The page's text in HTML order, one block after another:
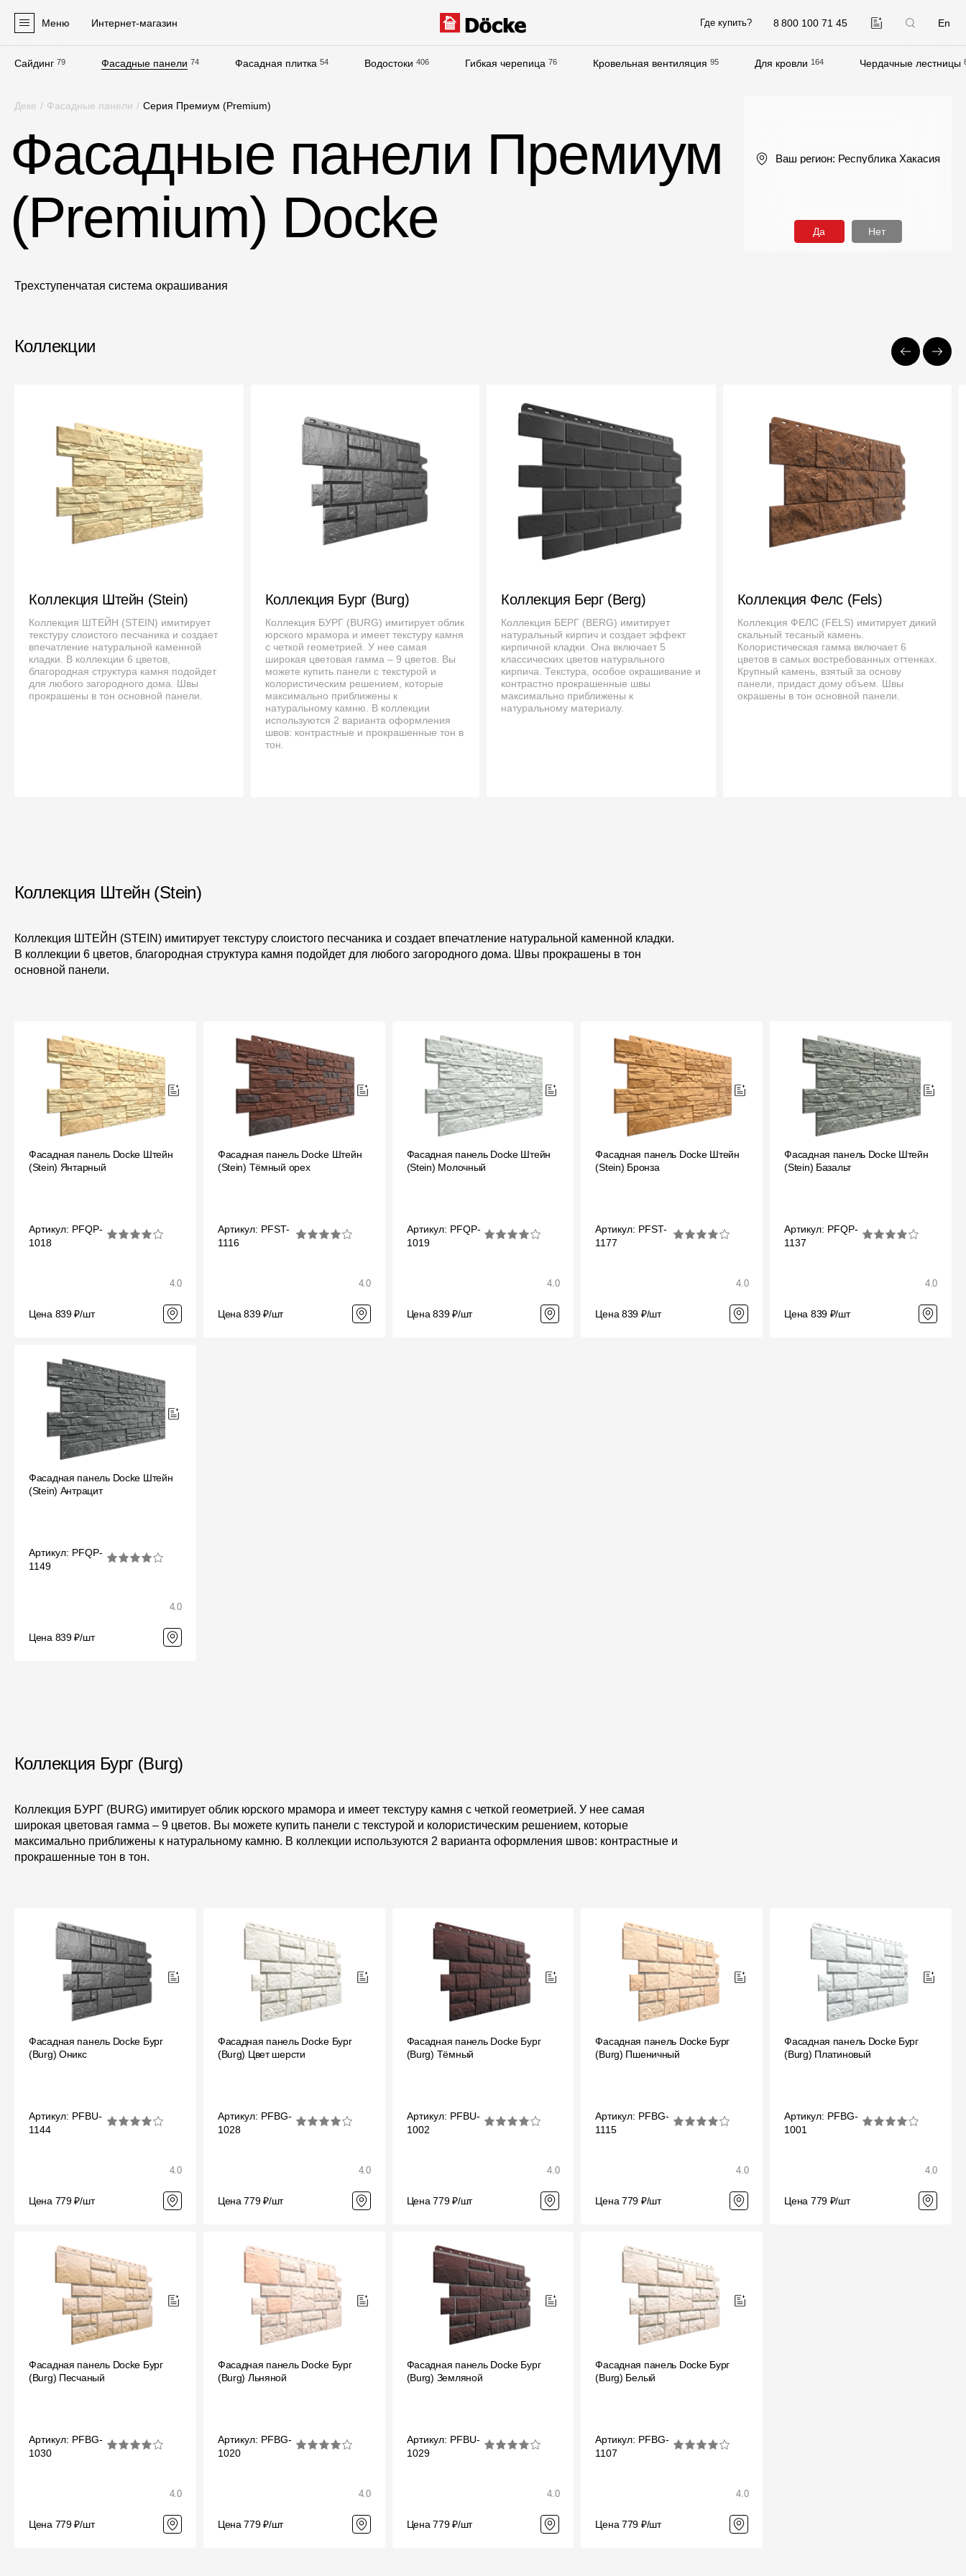
8 800 100 71 45 En
Меню Интернет-магазин Где купить?
Сайдинг 79 Фасадные панели 74 Фасадная плитка 54 Водостоки 406 Гибкая черепица 76 Кровельная вентиляция 95 Для кровли 164 Чердачные лестницы
Сайдинг
Софиты
Фасадные панели
Фасадная плитка
Комплектующие для фасадов
Пленки и мембраны
Однослойная черепица
Кровельная вентиляция
Пластиковые водосточные
Металлические водосточные
Чердачные лестницы
Инструкции по монтажу
Технические листы
Контакты
Контроль качества кровли
Деке / Фасадные панели / Серия Премиум (Premium)
Фасадные панели Премиум
(Premium) Docke
Трехступенчатая система окрашивания
Коллекции
Коллекция Штейн (Stein)
Коллекция ШТЕЙН (STEIN) имитирует
текстуру слоистого песчаника и создает
впечатление натуральной каменной
кладки. В коллекции 6 цветов,
благородная структура камня подойдет
для любого загородного дома. Швы
прокрашены в тон основной панели.
Коллекция Бург (Burg)
Коллекция БУРГ (BURG) имитирует облик
юрского мрамора и имеет текстуру камня
с четкой геометрией. У нее самая
широкая цветовая гамма – 9 цветов. Вы
можете купить панели с текстурой и
колористическим решением, которые
максимально приближены к
натуральному камню. В коллекции
используются 2 варианта оформления
швов: контрастные и прокрашенные тон в
тон.
Коллекция Берг (Berg)
Коллекция БЕРГ (BERG) имитирует
натуральный кирпич и создает эффект
кирпичной кладки. Она включает 5
классических цветов натурального
кирпича. Текстура, особое окрашивание и
контрастно прокрашенные швы
максимально приближены к
натуральному материалу.
Коллекция Фелс (Fels)
Коллекция ФЕЛС (FELS) имитирует дикий
скальный тесаный камень.
Колористическая гамма включает 6
цветов в самых востребованных оттенках.
Крупный камень, взятый за основу
панели, придаст дому объем. Швы
окрашены в тон основной панели.
Коллекция Штейн (Stein)
Коллекция ШТЕЙН (STEIN) имитирует текстуру слоистого песчаника и создает впечатление натуральной каменной кладки.
В коллекции 6 цветов, благородная структура камня подойдет для любого загородного дома. Швы прокрашены в тон
основной панели.
Фасадная панель Docke Штейн
(Stein) Янтарный
Артикул: PFQP-
1018
4.0
Цена 839 ₽/шт
Фасадная панель Docke Штейн
(Stein) Тёмный орех
Артикул: PFST-
1116
4.0
Цена 839 ₽/шт
Фасадная панель Docke Штейн
(Stein) Молочный
Артикул: PFQP-
1019
4.0
Цена 839 ₽/шт
Фасадная панель Docke Штейн
(Stein) Бронза
Артикул: PFST-
1177
4.0
Цена 839 ₽/шт
Фасадная панель Docke Штейн
(Stein) Базальт
Артикул: PFQP-
1137
4.0
Цена 839 ₽/шт
Фасадная панель Docke Штейн
(Stein) Антрацит
Артикул: PFQP-
1149
4.0
Цена 839 ₽/шт
Коллекция Бург (Burg)
Коллекция БУРГ (BURG) имитирует облик юрского мрамора и имеет текстуру камня с четкой геометрией. У нее самая
широкая цветовая гамма – 9 цветов. Вы можете купить панели с текстурой и колористическим решением, которые
максимально приближены к натуральному камню. В коллекции используются 2 варианта оформления швов: контрастные и
прокрашенные тон в тон.
Фасадная панель Docke Бург
(Burg) Оникс
Артикул: PFBU-
1144
4.0
Цена 779 ₽/шт
Фасадная панель Docke Бург
(Burg) Цвет шерсти
Артикул: PFBG-
1028
4.0
Цена 779 ₽/шт
Фасадная панель Docke Бург
(Burg) Тёмный
Артикул: PFBU-
1002
4.0
Цена 779 ₽/шт
Фасадная панель Docke Бург
(Burg) Пшеничный
Артикул: PFBG-
1115
4.0
Цена 779 ₽/шт
Фасадная панель Docke Бург
(Burg) Платиновый
Артикул: PFBG-
1001
4.0
Цена 779 ₽/шт
Фасадная панель Docke Бург
(Burg) Песчаный
Артикул: PFBG-
1030
4.0
Цена 779 ₽/шт
Фасадная панель Docke Бург
(Burg) Льняной
Артикул: PFBG-
1020
4.0
Цена 779 ₽/шт
Фасадная панель Docke Бург
(Burg) Земляной
Артикул: PFBU-
1029
4.0
Цена 779 ₽/шт
Фасадная панель Docke Бург
(Burg) Белый
Артикул: PFBG-
1107
4.0
Цена 779 ₽/шт
Ваш регион: Республика Хакасия
Да Нет